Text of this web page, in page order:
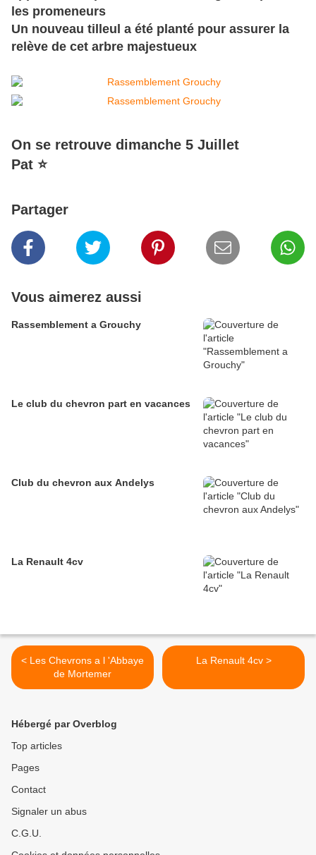
les promeneurs
Un nouveau tilleul a été planté pour assurer la
relève de cet arbre majestueux
On se retrouve dimanche 5 Juillet
Pat ⭐
Partager
Vous aimerez aussi
Rassemblement a Grouchy
Le club du chevron part en vacances
Club du chevron aux Andelys
La Renault 4cv
< Les Chevrons a l 'Abbaye
de Mortemer
La Renault 4cv >
Hébergé par Overblog
Top articles
Pages
Contact
Signaler un abus
C.G.U.